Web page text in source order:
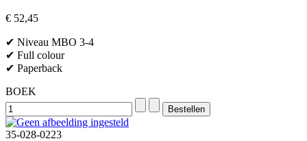
€ 52,45
✔ Niveau MBO 3-4
✔ Full colour
✔ Paperback
BOEK
35-028-0223